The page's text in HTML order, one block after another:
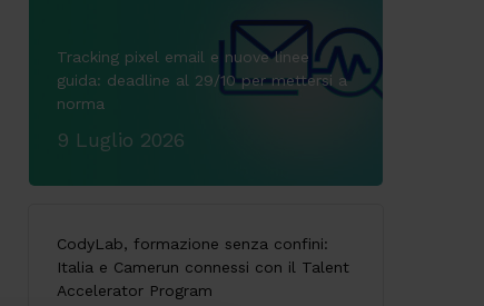
Tracking pixel email e nuove linee
guida: deadline al 29/10 per mettersi a
norma
9 Luglio 2026
CodyLab, formazione senza confini:
Italia e Camerun connessi con il Talent
Accelerator Program